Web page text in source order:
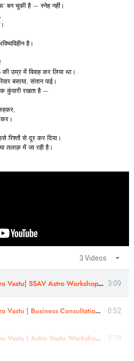
बन चुकी है — स्नेह नहीं।
है।
उम्र में विवाह कर लिया था।
बसाया, संतान पाई।
कुंवारी रखता है —
रिश्तों से दूर कर दिया।
तलाक़ में जा रही है।
3 Videos
Sshree Astro Vastu| SSAV Astro Workshop & Panchang Rahasyam Course Review | Astro- Kishor Konkane Ji 3:09
Sshree Astro Vastu | Business Consultation - Review | Mr Mahendra Patel | In Gujarati 0:52
Sshree Astro Vastu | Astro Vastu Workshop | Review | Astro Bhumi patel | In Gujarati 2:18